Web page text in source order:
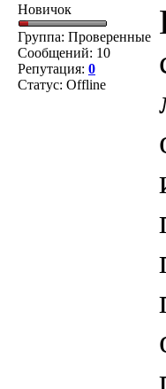
Новичок
Группа: Проверенные
Сообщений: 10
Репутация: 0
Статус: Offline